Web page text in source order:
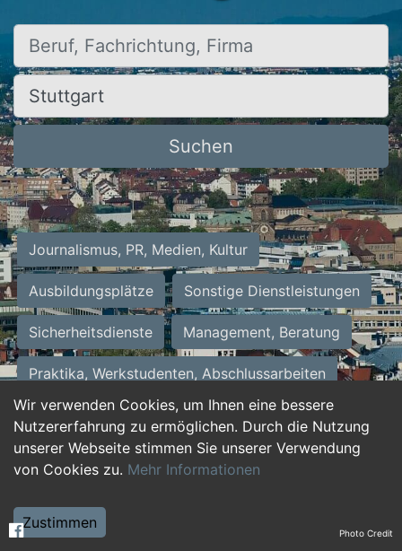
Wir verwenden Cookies, um Ihnen eine bessere
Nutzererfahrung zu ermöglichen. Durch die Nutzung
unserer Webseite stimmen Sie unserer Verwendung
von Cookies zu. Mehr Informationen
Zustimmen
Beruf, Fachrichtung, Firma
Ort, Stadt
Suchen
Journalismus, PR, Medien, Kultur
Ausbildungsplätze Sonstige Dienstleistungen
Sicherheitsdienste Management, Beratung
Praktika, Werkstudenten, Abschlussarbeiten
Personalwesen Assistenz, Sekretariat
Hilfskräfte, Aushilfs- und Nebenjobs
Weiterbildung, Studium, duale Ausbildung Photo Credit